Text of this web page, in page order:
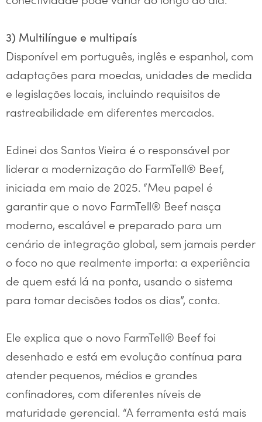
3) Multilíngue e multipaís
Disponível em português, inglês e espanhol, com
adaptações para moedas, unidades de medida
e legislações locais, incluindo requisitos de
rastreabilidade em diferentes mercados.
Edinei dos Santos Vieira é o responsável por
liderar a modernização do FarmTell® Beef,
iniciada em maio de 2025. “Meu papel é
garantir que o novo FarmTell® Beef nasça
moderno, escalável e preparado para um
cenário de integração global, sem jamais perder
o foco no que realmente importa: a experiência
de quem está lá na ponta, usando o sistema
para tomar decisões todos os dias”, conta.
Ele explica que o novo FarmTell® Beef foi
desenhado e está em evolução contínua para
atender pequenos, médios e grandes
confinadores, com diferentes níveis de
maturidade gerencial. “A ferramenta está mais